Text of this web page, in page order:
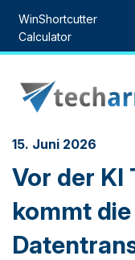
content
WinShortcutter
Calculator
15. Juni 2026
Vor der KI
kommt die